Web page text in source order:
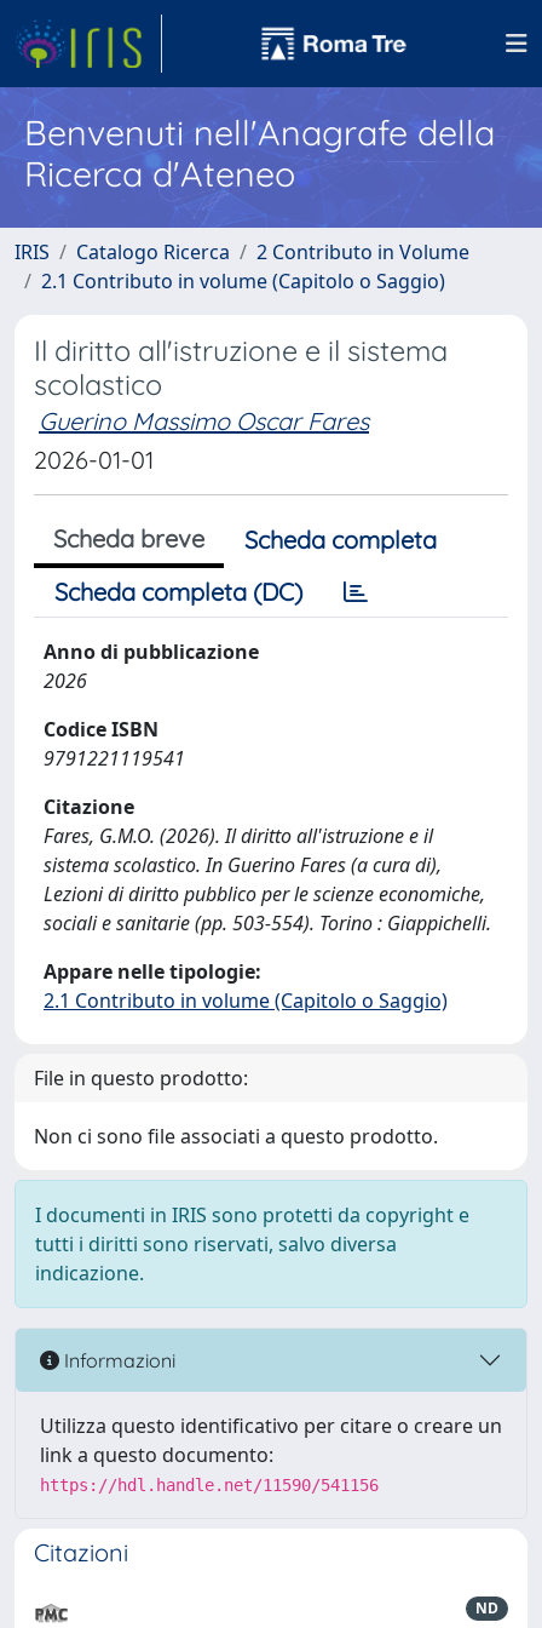
Benvenuti nell'Anagrafe della
Ricerca d'Ateneo
IRIS Catalogo Ricerca
2 Contributo in Volume
2.1 Contributo in volume (Capitolo o Saggio)
Il diritto all'istruzione e il sistema
scolastico
Guerino Massimo Oscar Fares
2026-01-01
Scheda breve
Scheda completa
Scheda completa (DC)
Anno di pubblicazione
2026
Codice ISBN
9791221119541
Citazione
Fares, G.M.O. (2026). Il diritto all'istruzione e il
sistema scolastico. In Guerino Fares (a cura di),
Lezioni di diritto pubblico per le scienze economiche,
sociali e sanitarie (pp. 503-554). Torino : Giappichelli.
Appare nelle tipologie:
2.1 Contributo in volume (Capitolo o Saggio)
File in questo prodotto:
Non ci sono file associati a questo prodotto.
I documenti in IRIS sono protetti da copyright e
tutti i diritti sono riservati, salvo diversa
indicazione.
Informazioni
Utilizza questo identificativo per citare o creare un
link a questo documento:
https://hdl.handle.net/11590/541156
Citazioni
ND